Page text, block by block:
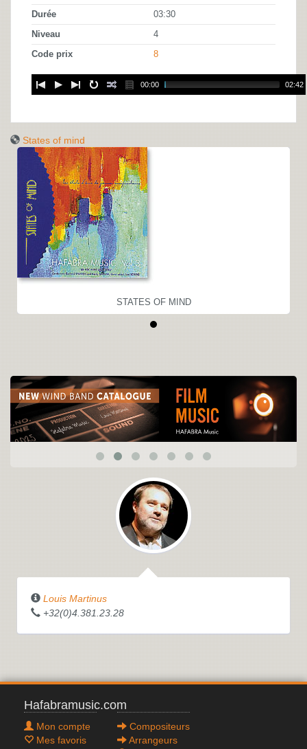
Durée 03:30
Niveau 4
Code prix 8
00:00 02:42
States of mind
STATES OF MIND
Louis Martinus
+32(0)4.381.23.28
Hafabramusic.com
Mon compte
Mes favoris
Compositeurs
Arrangeurs